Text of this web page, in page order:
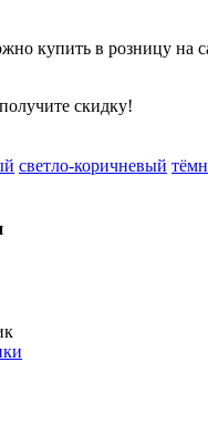
купить в розницу на
скидку!
светло-коричневый